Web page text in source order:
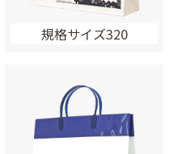
規格サイズ320